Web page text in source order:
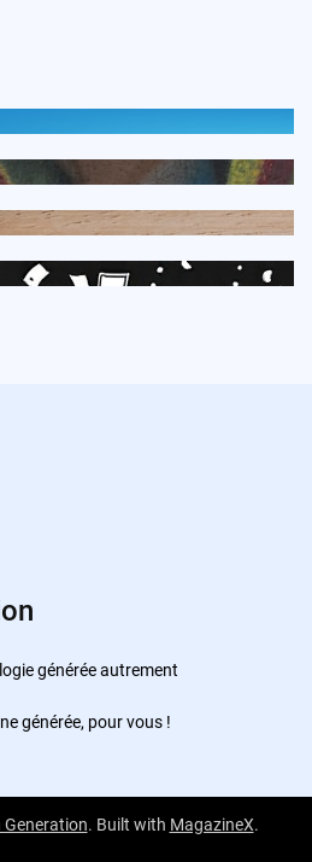
générée autrement
générée, pour vous !
Generation. Built with MagazineX.